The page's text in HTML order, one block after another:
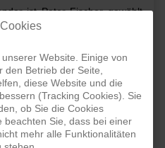
ist Peter Fischer gewählt
zu seiner Stellvertretung.
des Vereins in den nächsten
Website. Einige von
den Betrieb der Seite,
diese Website und die
(Tracking Cookies). Sie
ob Sie die Cookies
beachten Sie, dass bei einer
mehr alle Funktionalitäten